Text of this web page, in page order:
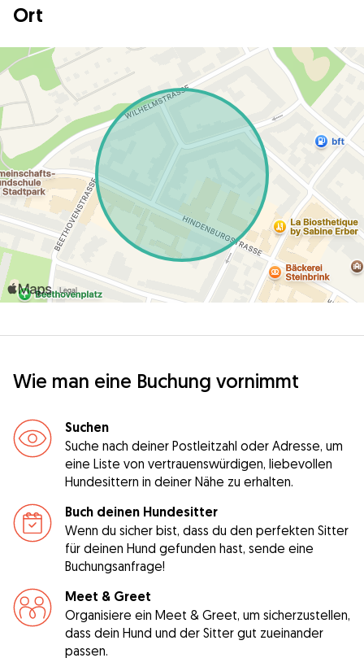
Ort
Wie man eine Buchung vornimmt
Suchen
Suche nach deiner Postleitzahl oder Adresse, um
eine Liste von vertrauenswürdigen, liebevollen
Hundesittern in deiner Nähe zu erhalten.
Buch deinen Hundesitter
Wenn du sicher bist, dass du den perfekten Sitter
für deinen Hund gefunden hast, sende eine
Buchungsanfrage!
Meet & Greet
Organisiere ein Meet & Greet, um sicherzustellen,
dass dein Hund und der Sitter gut zueinander
passen.